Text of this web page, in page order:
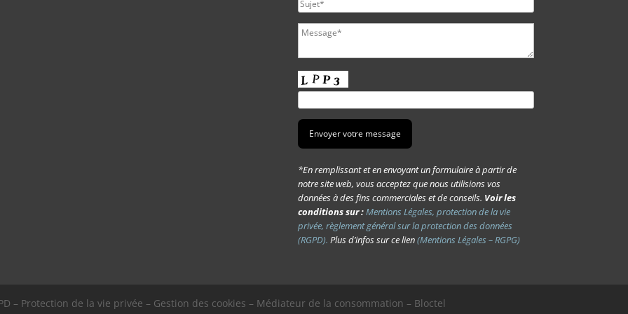
*En remplissant et en envoyant un formulaire à partir de
notre site web, vous acceptez que nous utilisions vos
données à des fins commerciales et de conseils. Voir les
conditions sur :Mentions Légales, protection de la vie
privée, règlement général sur la protection des données
(RGPD). Plus d’infos sur ce lien(Mentions Légales – RGPG)
– Protection de la vie privée – Gestion des cookies – Médiateur de la consommation – Bloctel